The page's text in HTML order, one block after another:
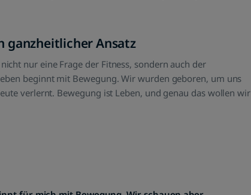
ganzheitlicher Ansatz
nur eine Frage der Fitness, sondern auch der
beginnt mit Bewegung. Wir wurden geboren, um uns
verlernt. Bewegung ist Leben, und genau das wollen wir